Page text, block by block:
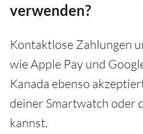
verwenden?
Kontaktlose Zahlungen
wie Apple Pay und
Kanada ebenso
deiner Smartwatch oder
kannst.